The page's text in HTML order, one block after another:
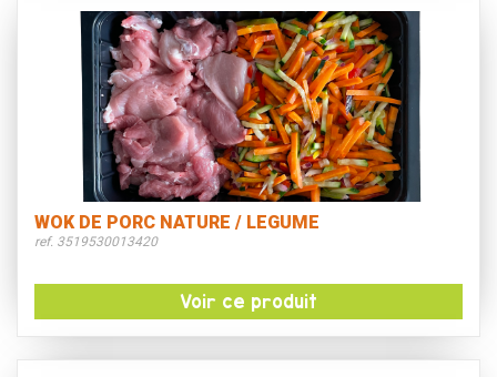
WOK DE PORC NATURE / LEGUME
ref. 3519530013420
Voir ce produit